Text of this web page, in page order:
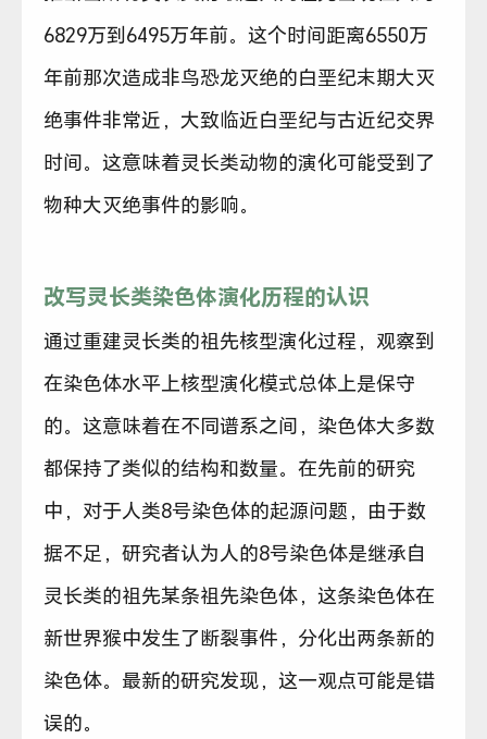
6829万到6495万年前。这个时间距离6550万
年前那次造成非鸟恐龙灭绝的白垩纪末期大灭
绝事件非常近，大致临近白垩纪与古近纪交界
时间。这意味着灵长类动物的演化可能受到了
物种大灭绝事件的影响。
改写灵长类染色体演化历程的认识
通过重建灵长类的祖先核型演化过程，观察到
在染色体水平上核型演化模式总体上是保守
的。这意味着在不同谱系之间，染色体大多数
都保持了类似的结构和数量。在先前的研究
中，对于人类8号染色体的起源问题，由于数
据不足，研究者认为人的8号染色体是继承自
灵长类的祖先某条祖先染色体，这条染色体在
新世界猴中发生了断裂事件，分化出两条新的
染色体。最新的研究发现，这一观点可能是错
误的。